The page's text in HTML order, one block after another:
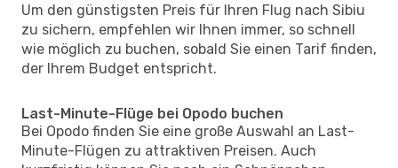
Um den günstigsten Preis für Ihren Flug nach Sibiu
zu sichern, empfehlen wir Ihnen immer, so schnell
wie möglich zu buchen, sobald Sie einen Tarif finden,
der Ihrem Budget entspricht.
Last-Minute-Flüge bei Opodo buchen
Bei Opodo finden Sie eine große Auswahl an Last-
Minute-Flügen zu attraktiven Preisen. Auch